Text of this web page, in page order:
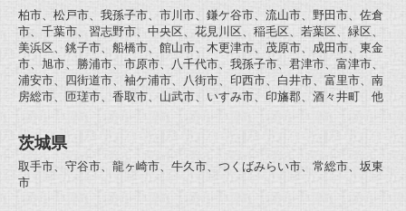
柏市、松戸市、我孫子市、市川市、鎌ケ谷市、流山市、野田市、佐倉
市、千葉市、習志野市、中央区、花見川区、稲毛区、若葉区、緑区、
美浜区、銚子市、船橋市、館山市、木更津市、茂原市、成田市、東金
市、旭市、勝浦市、市原市、八千代市、我孫子市、君津市、富津市、
浦安市、四街道市、袖ケ浦市、八街市、印西市、白井市、富里市、南
房総市、匝瑳市、香取市、山武市、いすみ市、印旛郡、酒々井町 他
茨城県
取手市、守谷市、龍ヶ崎市、牛久市、つくばみらい市、常総市、坂東
市